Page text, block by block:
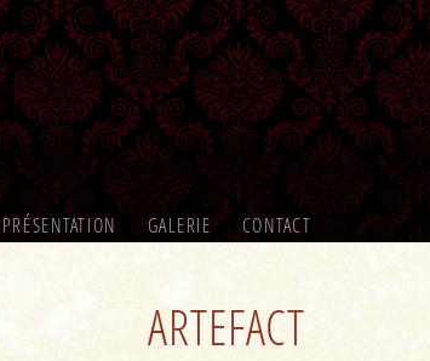
PRÉSENTATION GALERIE CONTACT
ARTEFACT